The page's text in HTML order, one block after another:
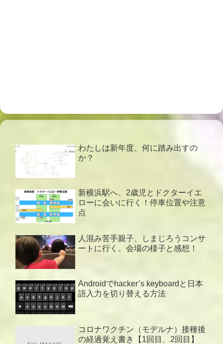
わたしは新年度、何に踏み出すの
か？
新横浜駅へ、2歳児とドクターイエ
ローに会いに行く！停車位置や注意
点
人混み苦手親子、しまじろうコンサ
ートに行く。会場の様子と感想！
Androidでhacker’s keyboardと日本
語入力を切り替える方法
コロナワクチン（モデルナ）接種後
の経過覚え書き【1回目、2回目】